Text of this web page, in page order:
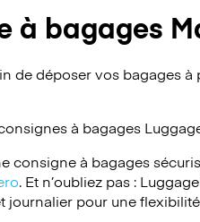
à bagages
de déposer vos bagages
à bagages
consigne à bagages
. Et n’oubliez pas :
journalier pour une